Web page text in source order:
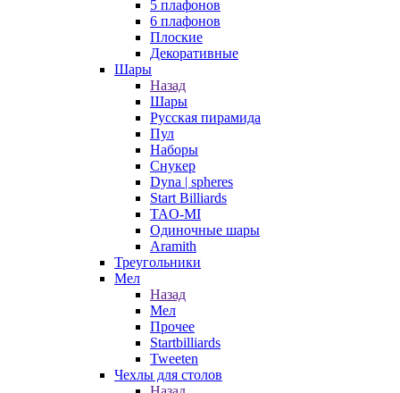
5 плафонов
6 плафонов
Плоские
Декоративные
Шары
Назад
Шары
Русская пирамида
Пул
Наборы
Снукер
Dyna | spheres
Start Billiards
TAO-MI
Одиночные шары
Aramith
Треугольники
Мел
Назад
Мел
Прочее
Startbilliards
Tweeten
Чехлы для столов